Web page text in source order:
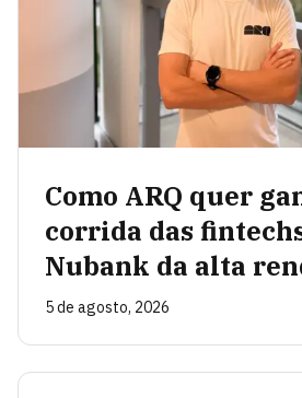
Como ARQ quer
corrida das
Nubank da alta
5 de agosto, 2026